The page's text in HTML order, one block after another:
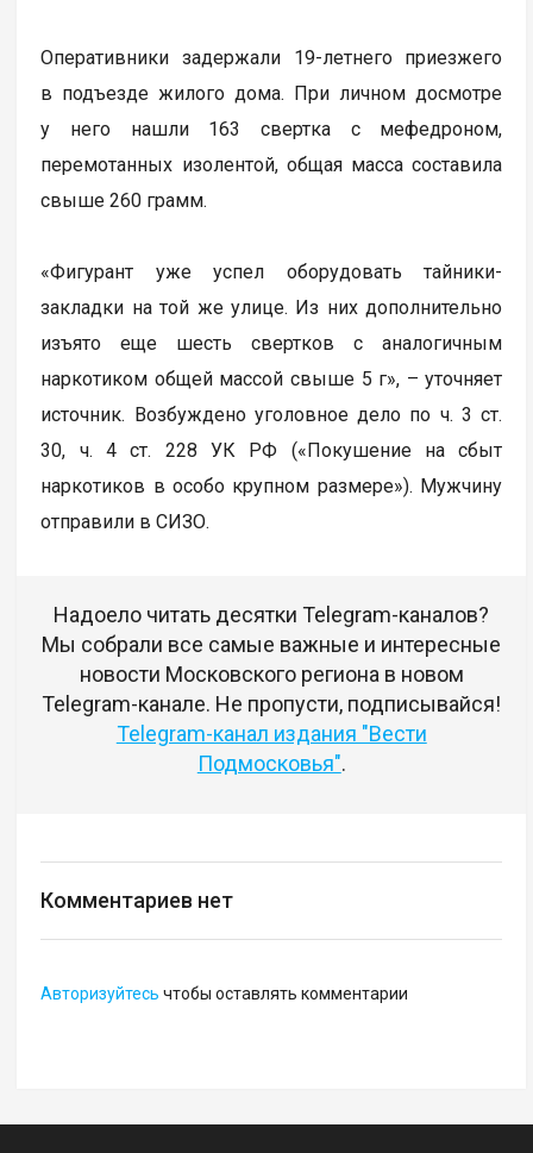
Оперативники задержали 19-летнего приезжего
в подъезде жилого дома. При личном досмотре
у него нашли 163 свертка с мефедроном,
перемотанных изолентой, общая масса составила
свыше 260 грамм.
«Фигурант уже успел оборудовать тайники-
закладки на той же улице. Из них дополнительно
изъято еще шесть свeртков с аналогичным
наркотиком общей массой свыше 5 г», – уточняет
источник. Возбуждено уголовное дело по ч. 3 ст.
30, ч. 4 ст. 228 УК РФ («Покушение на сбыт
наркотиков в особо крупном размере»). Мужчину
отправили в СИЗО.
Надоело читать десятки Telegram-каналов?
Мы собрали все самые важные и интересные
новости Московского региона в новом
Telegram-канале. Не пропусти, подписывайся!
Telegram-канал издания "Вести
Подмосковья".
Комментариев нет
Авторизуйтесь чтобы оставлять комментарии